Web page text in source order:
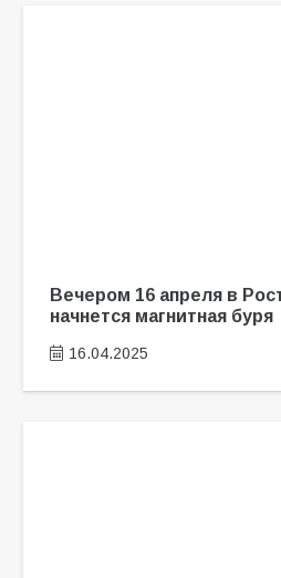
Вечером 16 апреля в
начнется магнитная буря
16.04.2025